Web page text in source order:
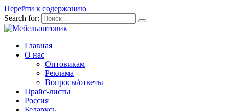
Перейти к содержанию
Search for:
Главная
О нас
Оптовикам
Реклама
Вопросы/ответы
Прайс-листы
Россия